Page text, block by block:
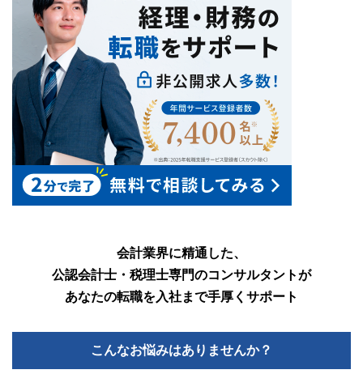
会計業界に精通した、
公認会計士・税理士専門のコンサルタントが
あなたの転職を入社まで手厚くサポート
こんなお悩みはありませんか？